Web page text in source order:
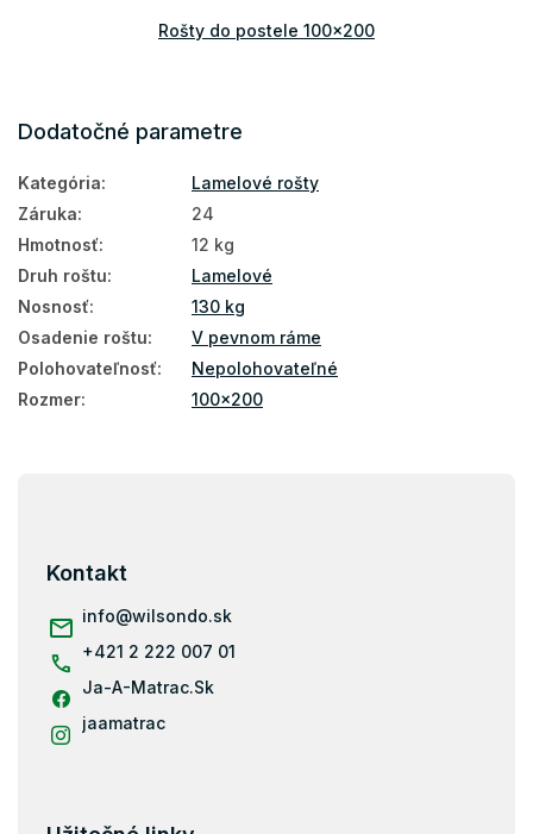
Rošty do postele 100x200
Dodatočné parametre
Kategória:
Lamelové rošty
Záruka:
24
Hmotnosť:
12 kg
Druh roštu:
Lamelové
Nosnosť:
130 kg
Osadenie roštu:
V pevnom ráme
Polohovateľnosť:
Nepolohovateľné
Rozmer: 100x200
Kontakt
info@wilsondo.sk
+421 2 222 007 01
Ja-A-Matrac.Sk
jaamatrac